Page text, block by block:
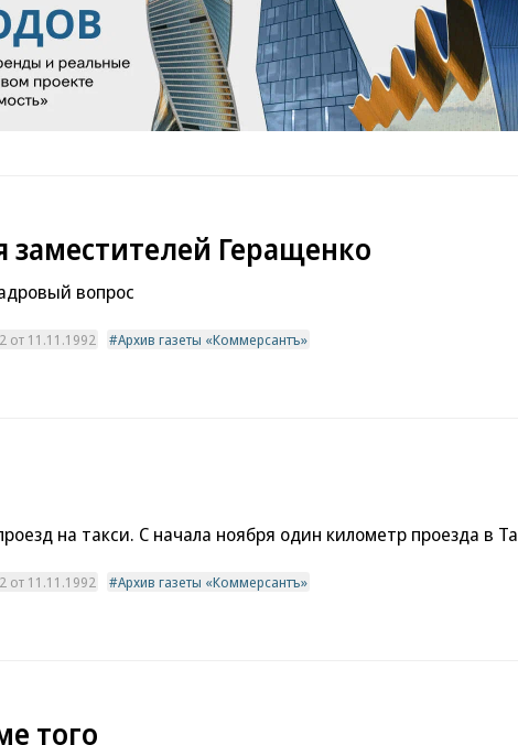
Геращенко
вопрос
от 11.11.1992 Архив газеты «Коммерсантъ»
на такси. С начала ноября один километр проезда в Та
от 11.11.1992 Архив газеты «Коммерсантъ»
того